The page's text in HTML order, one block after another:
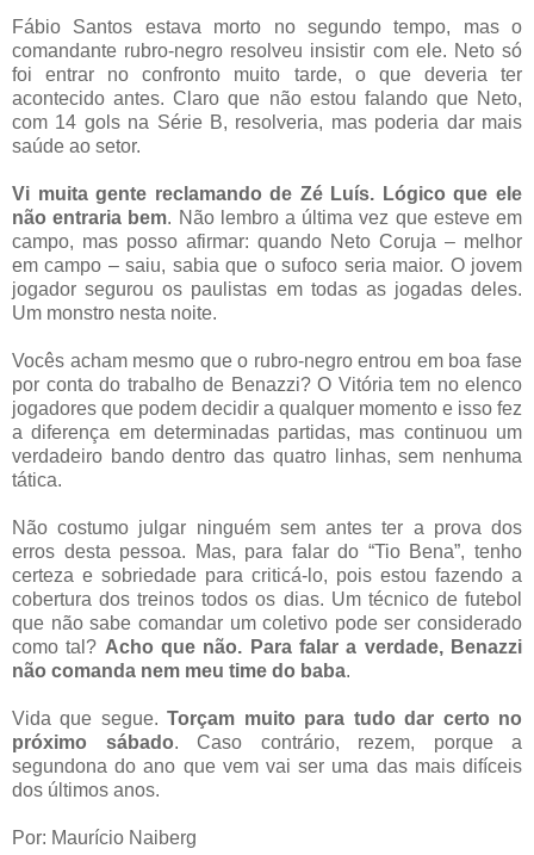
Fábio Santos estava morto no segundo tempo, mas o
comandante rubro-negro resolveu insistir com ele. Neto só
foi entrar no confronto muito tarde, o que deveria ter
acontecido antes. Claro que não estou falando que Neto,
com 14 gols na Série B, resolveria, mas poderia dar mais
saúde ao setor.
Vi muita gente reclamando de Zé Luís. Lógico que ele
não entraria bem. Não lembro a última vez que esteve em
campo, mas posso afirmar: quando Neto Coruja – melhor
em campo – saiu, sabia que o sufoco seria maior. O jovem
jogador segurou os paulistas em todas as jogadas deles.
Um monstro nesta noite.
Vocês acham mesmo que o rubro-negro entrou em boa fase
por conta do trabalho de Benazzi? O Vitória tem no elenco
jogadores que podem decidir a qualquer momento e isso fez
a diferença em determinadas partidas, mas continuou um
verdadeiro bando dentro das quatro linhas, sem nenhuma
tática.
Não costumo julgar ninguém sem antes ter a prova dos
erros desta pessoa. Mas, para falar do “Tio Bena”, tenho
certeza e sobriedade para criticá-lo, pois estou fazendo a
cobertura dos treinos todos os dias. Um técnico de futebol
que não sabe comandar um coletivo pode ser considerado
como tal? Acho que não. Para falar a verdade, Benazzi
não comanda nem meu time do baba.
Vida que segue.Torçam muito para tudo dar certo no
próximo sábado. Caso contrário, rezem, porque a
segundona do ano que vem vai ser uma das mais difíceis
dos últimos anos.
Por: Maurício Naiberg